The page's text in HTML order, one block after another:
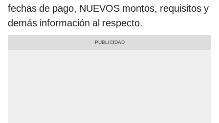
fechas de pago, NUEVOS montos, requisitos y
demás información al respecto.